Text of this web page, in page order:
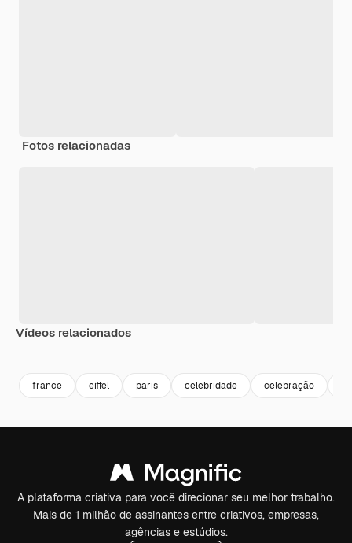
Fotos relacionadas
Vídeos relacionados
france eiffel paris celebridade celebração
A plataforma criativa para você direcionar seu melhor trabalho.
Mais de 1 milhão de assinantes entre criativos, empresas,
agências e estúdios.